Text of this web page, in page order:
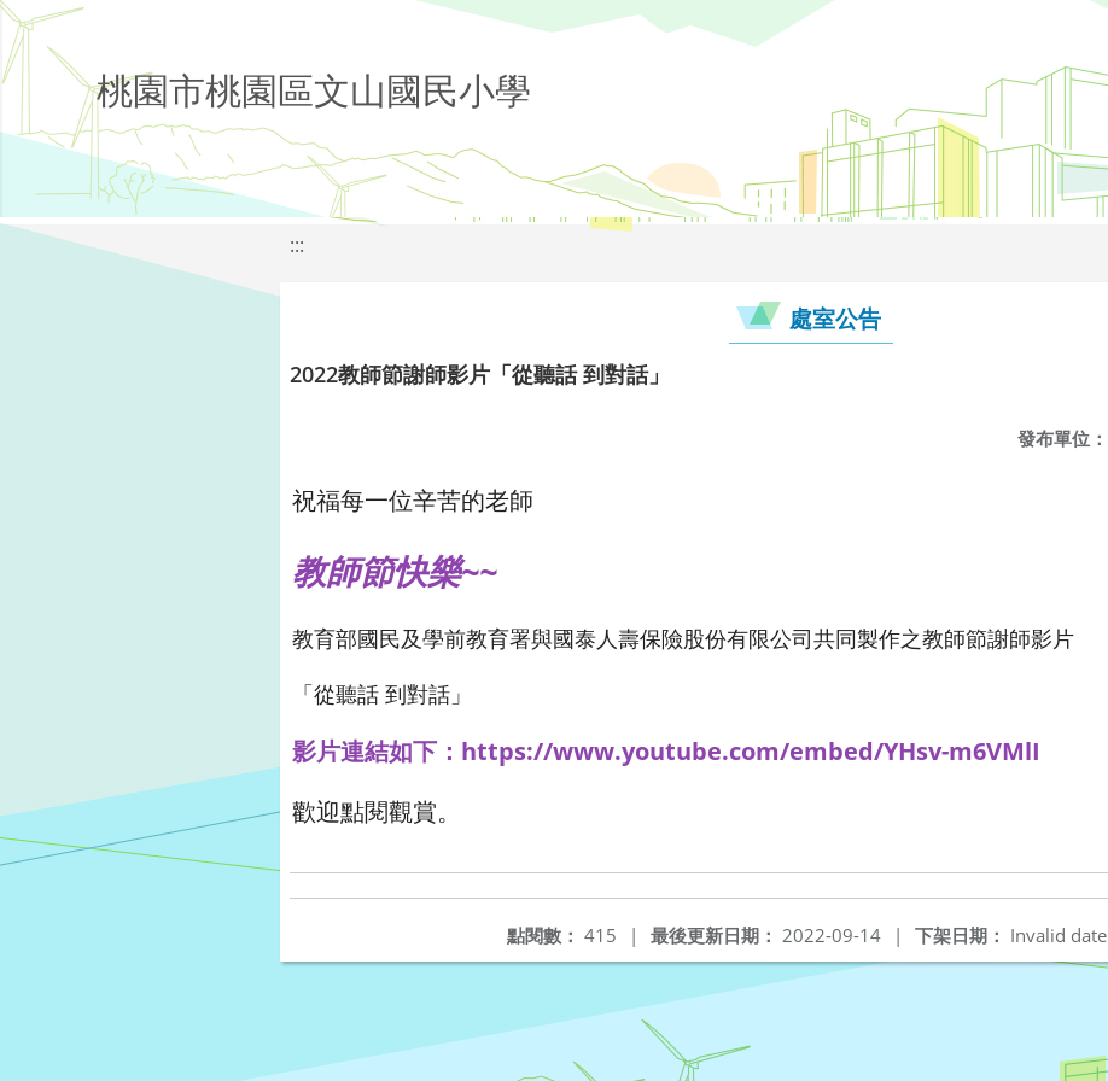
桃園市桃園區文山國民小學
:::
處室公告
2022教師節謝師影片「從聽話 到對話」
發布單位：
祝福每一位辛苦的老師
教師節快樂~~
教育部國民及學前教育署與國泰人壽保險股份有限公司共同製作之教師節謝師影片
「從聽話 到對話」
影片連結如下：https://www.youtube.com/embed/YHsv-m6VMlI
歡迎點閱觀賞。
下架日期： Invalid date
最後更新日期： 2022-09-14 |
點閱數： 415 |